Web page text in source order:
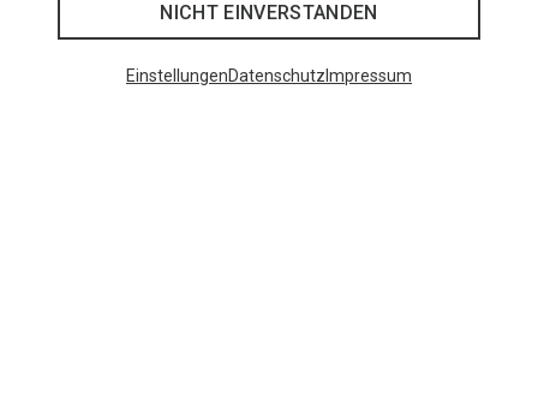
NICHT EINVERSTANDEN
EinstellungenDatenschutz Impressum